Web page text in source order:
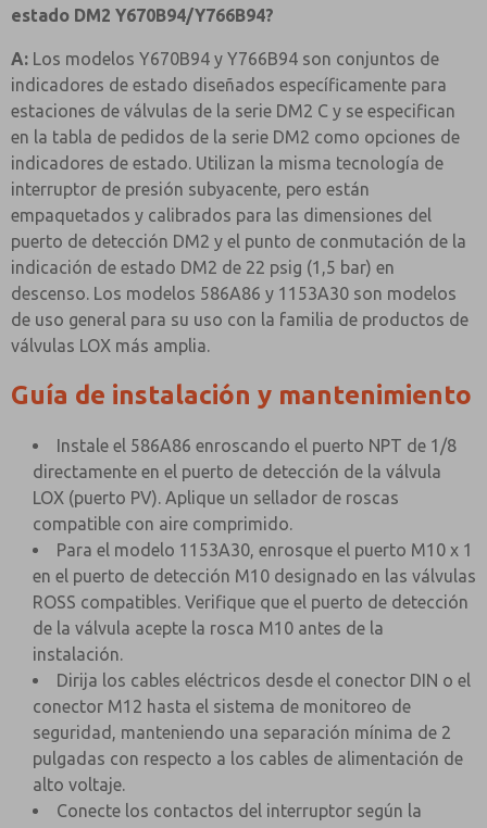
estado DM2 Y670B94/Y766B94?
A: Los modelos Y670B94 y Y766B94 son conjuntos de
indicadores de estado diseñados específicamente para
estaciones de válvulas de la serie DM2 C y se especifican
en la tabla de pedidos de la serie DM2 como opciones de
indicadores de estado. Utilizan la misma tecnología de
interruptor de presión subyacente, pero están
empaquetados y calibrados para las dimensiones del
puerto de detección DM2 y el punto de conmutación de la
indicación de estado DM2 de 22 psig (1,5 bar) en
descenso. Los modelos 586A86 y 1153A30 son modelos
de uso general para su uso con la familia de productos de
válvulas LOX más amplia.
Guía de instalación y mantenimiento
Instale el 586A86 enroscando el puerto NPT de 1/8
directamente en el puerto de detección de la válvula
LOX (puerto PV). Aplique un sellador de roscas
compatible con aire comprimido.
Para el modelo 1153A30, enrosque el puerto M10 x 1
en el puerto de detección M10 designado en las válvulas
ROSS compatibles. Verifique que el puerto de detección
de la válvula acepte la rosca M10 antes de la
instalación.
Dirija los cables eléctricos desde el conector DIN o el
conector M12 hasta el sistema de monitoreo de
seguridad, manteniendo una separación mínima de 2
pulgadas con respecto a los cables de alimentación de
alto voltaje.
Conecte los contactos del interruptor según la